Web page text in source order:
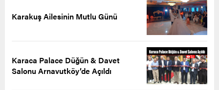
Karakuş Ailesinin Mutlu Günü
Karaca Palace Düğün & Davet
Salonu Arnavutköy’de Açıldı